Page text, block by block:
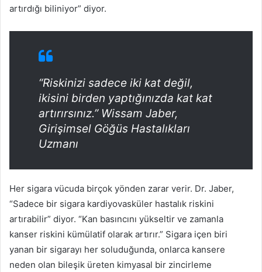
artırdığı biliniyor” diyor.
“Riskinizi sadece iki kat değil,
ikisini birden yaptığınızda kat kat
artırırsınız.” Wissam Jaber,
Girişimsel Göğüs Hastalıkları
Uzmanı
Her sigara vücuda birçok yönden zarar verir. Dr. Jaber,
“Sadece bir sigara kardiyovasküler hastalık riskini
artırabilir” diyor. “Kan basıncını yükseltir ve zamanla
kanser riskini kümülatif olarak artırır.” Sigara içen biri
yanan bir sigarayı her soluduğunda, onlarca kansere
neden olan bileşik üreten kimyasal bir zincirleme